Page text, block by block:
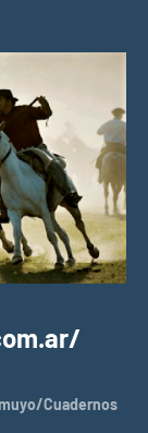
Cuadernos